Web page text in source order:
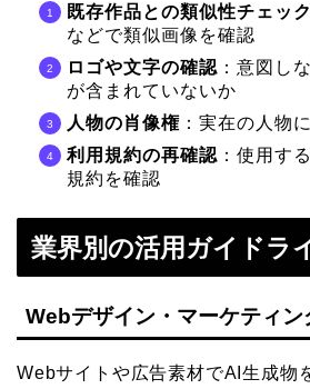
既存作品との類似性チェック
などで類似画像を確認
ロゴや文字の確認 ：意図し
が含まれていないか
人物の肖像権 ：実在の人物
利用規約の再確認 ：使用す
規約を確認
業界別の活用ガイドラ
Webデザイン・マーケティン
Webサイトや広告素材でAI生成物